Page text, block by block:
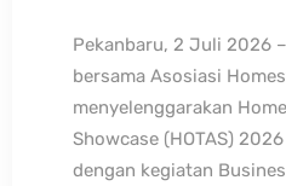
Pekanbaru, 2 Juli 2026 –
bersama Asosiasi
menyelenggarakan
Showcase (HOTAS)
dengan kegiatan